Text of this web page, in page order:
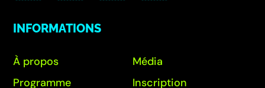
INFORMATIONS
À propos
Programme
Média
Inscription